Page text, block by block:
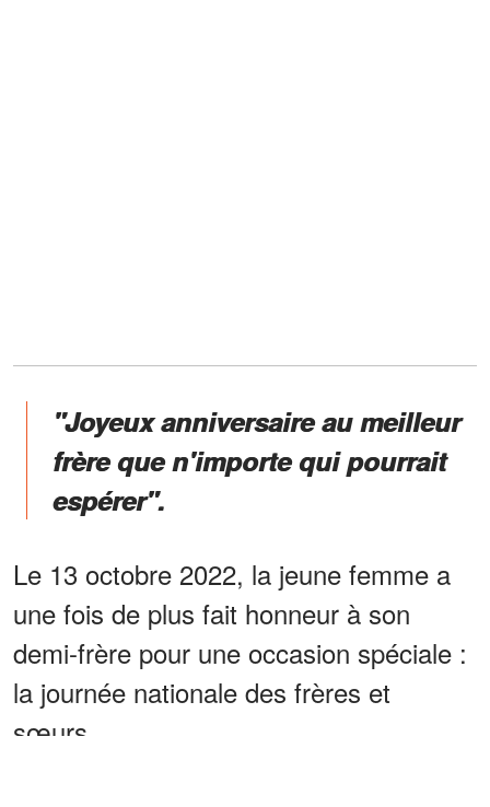
"Joyeux anniversaire au meilleur
frère que n'importe qui pourrait
espérer".
Le 13 octobre 2022, la jeune femme a
une fois de plus fait honneur à son
demi-frère pour une occasion spéciale :
la journée nationale des frères et
sœurs.